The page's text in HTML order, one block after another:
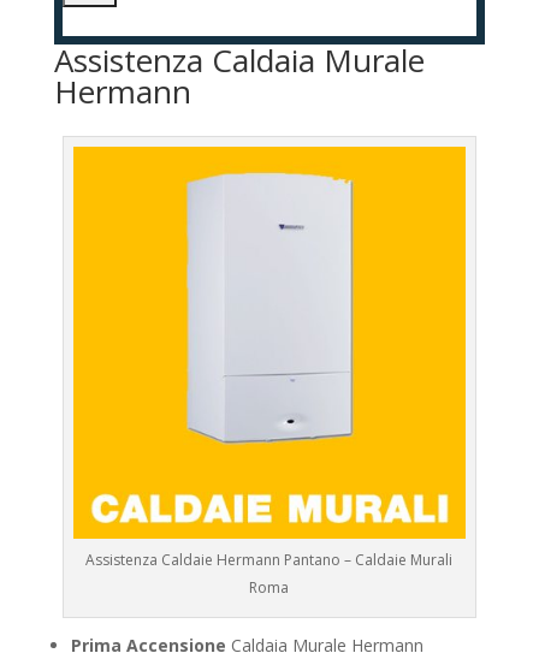
Assistenza Caldaia Murale
Hermann
Assistenza Caldaie Hermann Pantano – Caldaie Murali
Roma
Prima Accensione Caldaia Murale Hermann